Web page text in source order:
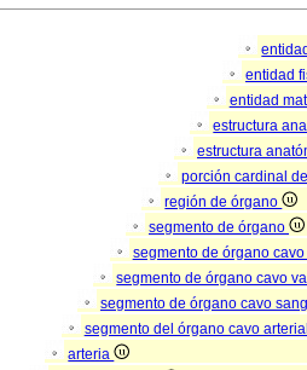
entidad
entidad
estructura
estructura
porción cardinal
región de órgano
segmento de órgano
segmento de órgano
segmento de órgano cavo
segmento de órgano cavo
segmento del órgano cavo
arteria